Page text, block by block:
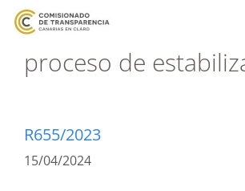
proceso de
R655/2023
15/04/2024